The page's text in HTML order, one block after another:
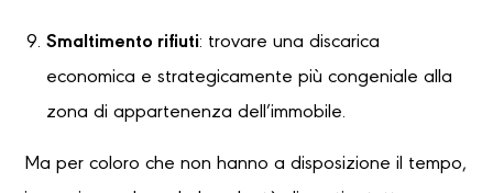
Smaltimento rifiuti: trovare una discarica
economica e strategicamente più congeniale alla
zona di appartenenza dell’immobile.
Ma per coloro che non hanno a disposizione il tempo,